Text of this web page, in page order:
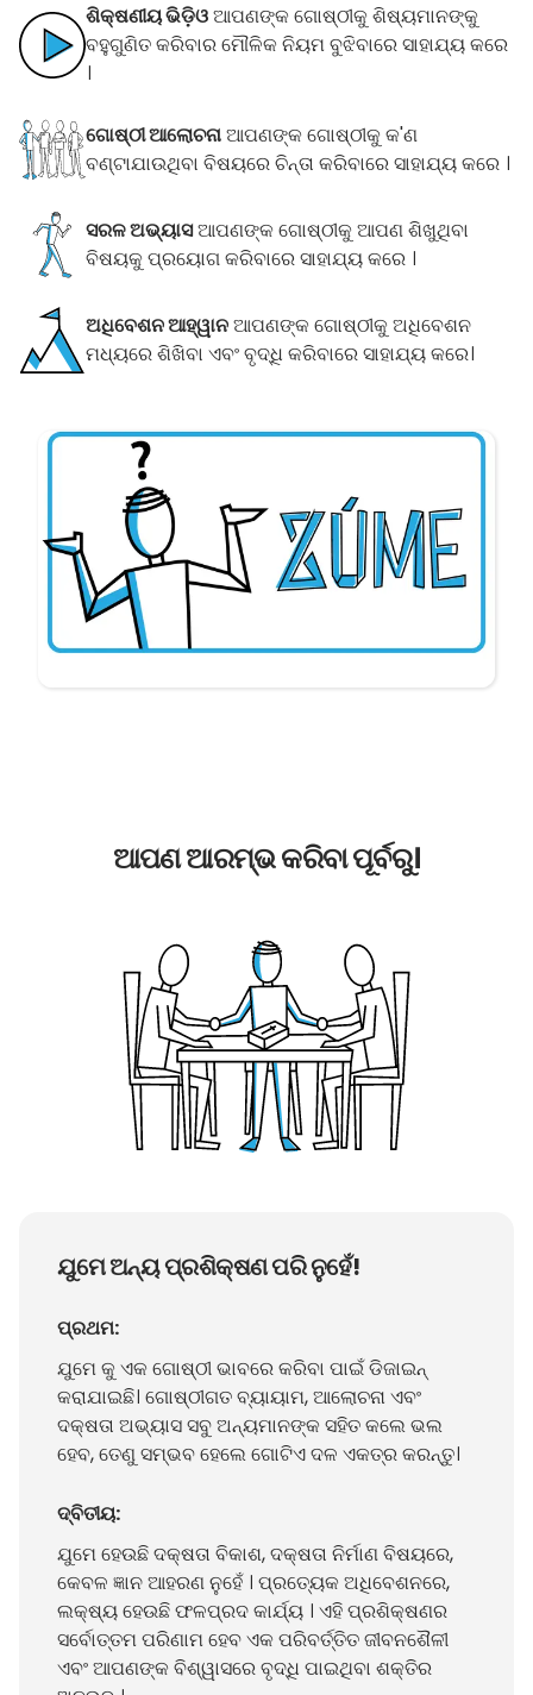
ଶିକ୍ଷଣୀୟ ଭିଡ଼ିଓଆପଣଙ୍କ ଗୋଷ୍ଠୀକୁ ଶିଷ୍ୟମାନଙ୍କୁ
ବହୁଗୁଣିତ କରିବାର ମୌଳିକ ନିୟମ ବୁଝିବାରେ ସାହାଯ୍ୟ କରେ
।
ଗୋଷ୍ଠୀ ଆଲୋଚନାଆପଣଙ୍କ ଗୋଷ୍ଠୀକୁ କ'ଣ
ବଣ୍ଟାଯାଉଥିବା ବିଷୟରେ ଚିନ୍ତା କରିବାରେ ସାହାଯ୍ୟ କରେ ।
ସରଳ ଅଭ୍ୟାସଆପଣଙ୍କ ଗୋଷ୍ଠୀକୁ ଆପଣ ଶିଖୁଥିବା
ବିଷୟକୁ ପ୍ରୟୋଗ କରିବାରେ ସାହାଯ୍ୟ କରେ ।
ଅଧିବେଶନ ଆହ୍ୱାନଆପଣଙ୍କ ଗୋଷ୍ଠୀକୁ ଅଧିବେଶନ
ମଧ୍ୟରେ ଶିଖିବା ଏବଂ ବୃଦ୍ଧି କରିବାରେ ସାହାଯ୍ୟ କରେ।
ଆପଣ ଆରମ୍ଭ କରିବା ପୂର୍ବରୁ।
ଯୁମେ ଅନ୍ୟ ପ୍ରଶିକ୍ଷଣ ପରି ନୁହେଁ!
ପ୍ରଥମ:
ଯୁମେ କୁ ଏକ ଗୋଷ୍ଠୀ ଭାବରେ କରିବା ପାଇଁ ଡିଜାଇନ୍
କରାଯାଇଛି। ଗୋଷ୍ଠୀଗତ ବ୍ୟାୟାମ, ଆଲୋଚନା ଏବଂ
ଦକ୍ଷତା ଅଭ୍ୟାସ ସବୁ ଅନ୍ୟମାନଙ୍କ ସହିତ କଲେ ଭଲ
ହେବ, ତେଣୁ ସମ୍ଭବ ହେଲେ ଗୋଟିଏ ଦଳ ଏକତ୍ର କରନ୍ତୁ।
ଦ୍ବିତୀୟ:
ଯୁମେ ହେଉଛି ଦକ୍ଷତା ବିକାଶ, ଦକ୍ଷତା ନିର୍ମାଣ ବିଷୟରେ,
କେବଳ ଜ୍ଞାନ ଆହରଣ ନୁହେଁ । ପ୍ରତ୍ୟେକ ଅଧିବେଶନରେ,
ଲକ୍ଷ୍ୟ ହେଉଛି ଫଳପ୍ରଦ କାର୍ଯ୍ୟ । ଏହି ପ୍ରଶିକ୍ଷଣର
ସର୍ବୋତ୍ତମ ପରିଣାମ ହେବ ଏକ ପରିବର୍ତ୍ତିତ ଜୀବନଶୈଳୀ
ଏବଂ ଆପଣଙ୍କ ବିଶ୍ୱାସରେ ବୃଦ୍ଧି ପାଇଥିବା ଶକ୍ତିର